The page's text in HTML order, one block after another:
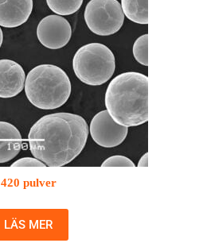
420 pulver
LÄS MER